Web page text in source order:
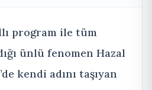
program ile tüm
ünlü fenomen Hazal
kendi adını taşıyan